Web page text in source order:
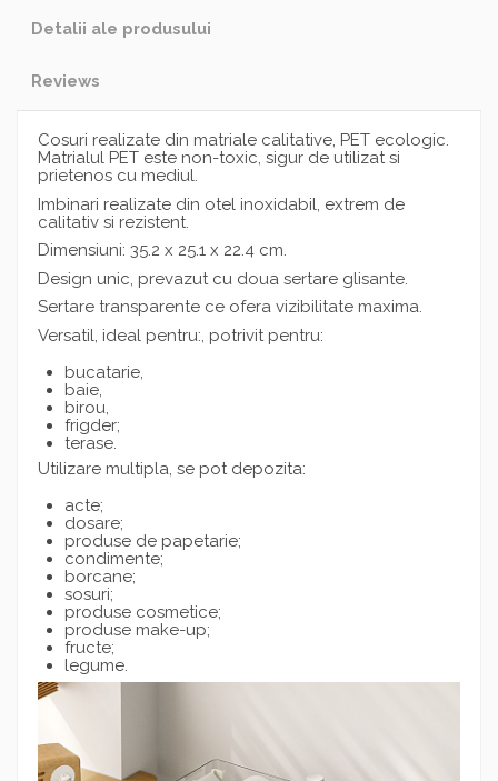
Detalii ale produsului
Reviews
Cosuri realizate din matriale calitative, PET ecologic.
Matrialul PET este non-toxic, sigur de utilizat si
prietenos cu mediul.
Imbinari realizate din otel inoxidabil, extrem de
calitativ si rezistent.
Dimensiuni: 35.2 x 25.1 x 22.4 cm.
Design unic, prevazut cu doua sertare glisante.
Sertare transparente ce ofera vizibilitate maxima.
Versatil, ideal pentru:, potrivit pentru:
bucatarie,
baie,
birou,
frigder;
terase.
Utilizare multipla, se pot depozita:
acte;
dosare;
produse de papetarie;
condimente;
borcane;
sosuri;
produse cosmetice;
produse make-up;
fructe;
legume.